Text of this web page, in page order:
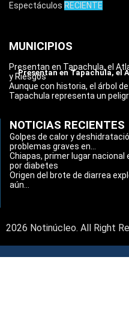
Espectáculos RECIENTE
MUNICIPIOS
Presentan en Tapachula, el
Presentan en Tapachula, el
y Riesgos
Aunque con historia, el árbol
Tapachula representa un
NOTICIAS RECIENTES
Golpes de calor y
problemas graves en...
Chiapas, primer lugar nacional
por diabetes
Origen del brote de diarrea
aún...
2026 Notinúcleo. All Right